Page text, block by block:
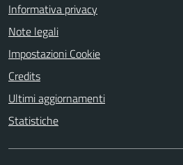
Informativa privacy
Note legali
Impostazioni Cookie
Credits
Ultimi aggiornamenti
Statistiche